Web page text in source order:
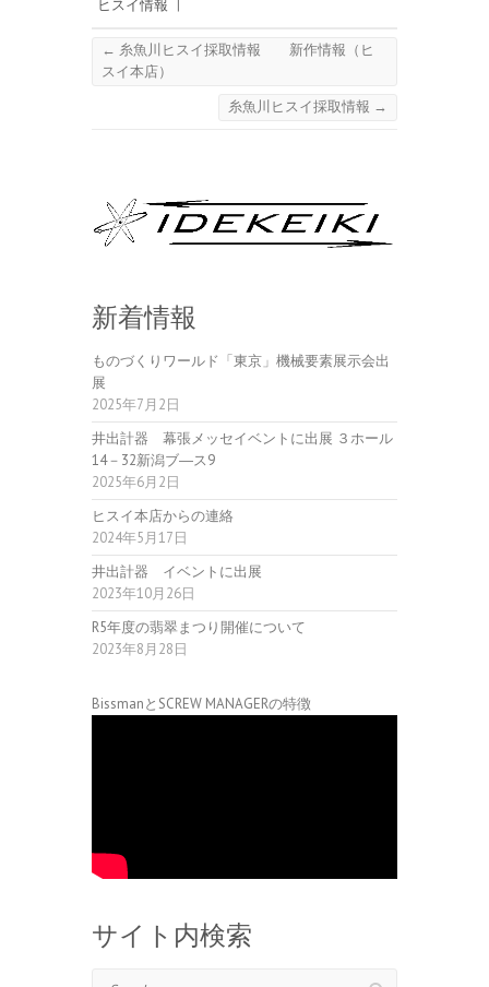
ヒスイ情報 |
← 糸魚川ヒスイ採取情報 新作情報（ヒ
スイ本店）
糸魚川ヒスイ採取情報 →
新着情報
ものづくりワールド「東京」機械要素展示会出
展
2025年7月2日
井出計器 幕張メッセイベントに出展 ３ホール
14－32新潟ブ―ス9
2025年6月2日
ヒスイ本店からの連絡
2024年5月17日
井出計器 イベントに出展
2023年10月26日
R5年度の翡翠まつり開催について
2023年8月28日
BissmanとSCREW MANAGERの特徴
サイト内検索